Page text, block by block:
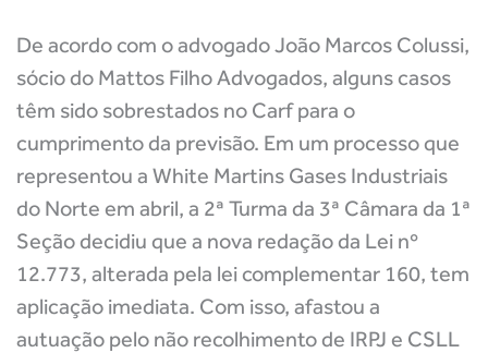
De acordo com o advogado João Marcos Colussi,
sócio do Mattos Filho Advogados, alguns casos
têm sido sobrestados no Carf para o
cumprimento da previsão. Em um processo que
representou a White Martins Gases Industriais
do Norte em abril, a 2ª Turma da 3ª Câmara da 1ª
Seção decidiu que a nova redação da Lei nº
12.773, alterada pela lei complementar 160, tem
aplicação imediata. Com isso, afastou a
autuação pelo não recolhimento de IRPJ e CSLL